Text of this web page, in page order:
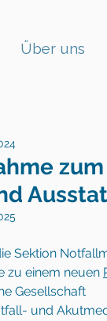
Über uns
Sektion
zu einem neuen
Gesellschaft
und